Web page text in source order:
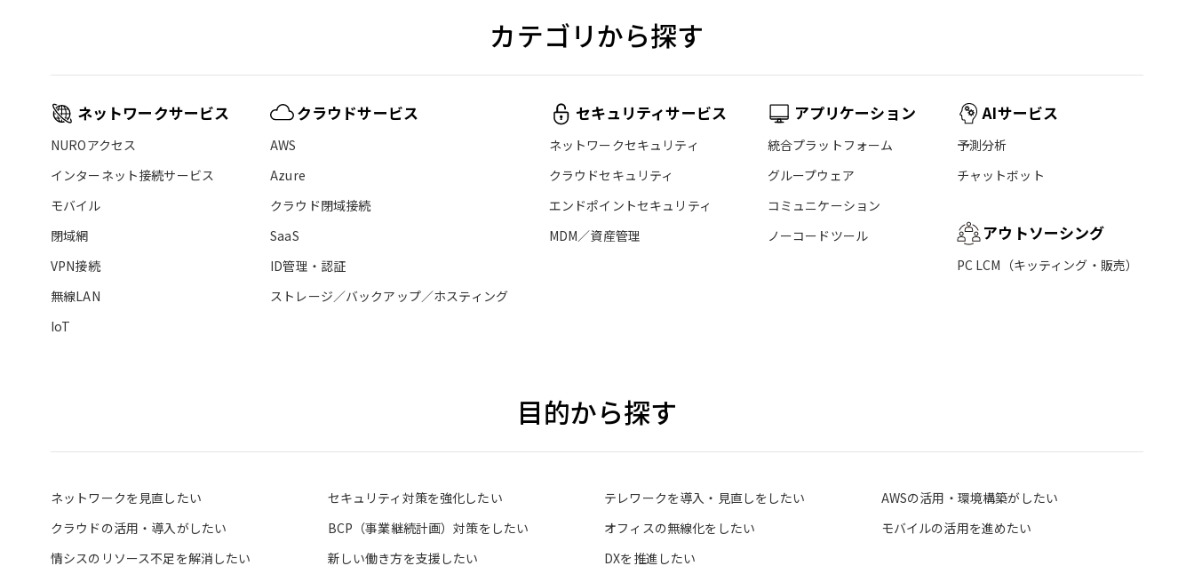
カテゴリから探す
ネットワークサービス
NUROアクセス
インターネット接続サービス
モバイル
閉域網
VPN接続
無線LAN
IoT
クラウドサービス
AWS
Azure
クラウド閉域接続
SaaS
ID管理・認証
ストレージ／バックアップ／ホスティング
セキュリティサービス
ネットワークセキュリティ
クラウドセキュリティ
エンドポイントセキュリティ
MDM／資産管理
アプリケーション
統合プラットフォーム
グループウェア
コミュニケーション
ノーコードツール
AIサービス
予測分析
チャットボット
アウトソーシング
PC LCM（キッティング・販売）
目的から探す
ネットワークを見直したい セキュリティ対策を強化したい テレワークを導入・見直しをしたい
AWSの活用・環境構築がしたい
クラウドの活用・導入がしたい
BCP（事業継続計画）対策をしたい オフィスの無線化をしたい
モバイルの活用を進めたい
情シスのリソース不足を解消したい
新しい働き方を支援したい DXを推進したい